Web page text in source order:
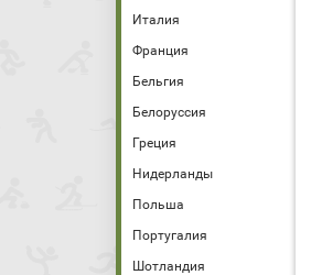
Италия
Франция
Бельгия
Белоруссия
Греция
Нидерланды
Польша
Португалия
Шотландия